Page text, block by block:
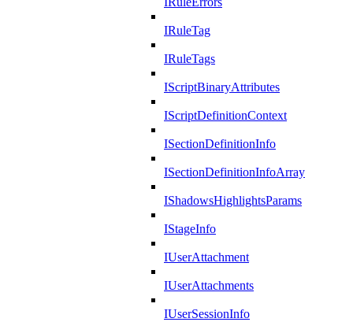
IRuleTag
IRuleTags
IScriptBinaryAttributes
IScriptDefinitionContext
ISectionDefinitionInfo
ISectionDefinitionInfoArray
IShadowsHighlightsParams
IStageInfo
IUserAttachment
IUserAttachments
IUserSessionInfo